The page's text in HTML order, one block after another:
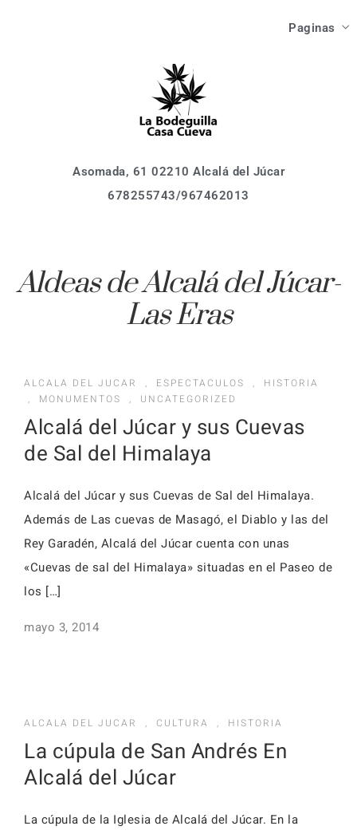
Paginas
Alojamientos
Asomada, 61 02210 Alcalá del Júcar
678255743/967462013
Las
Alojamientos
678255743/967462013
Aldeas de Alcalá del Júcar-
Las Eras
ALCALA DEL JUCAR , ESPECTACULOS , HISTORIA
, MONUMENTOS , UNCATEGORIZED
Alcalá del Júcar y sus Cuevas
de Sal del Himalaya
Alcalá del Júcar y sus Cuevas de Sal del Himalaya.
Además de Las cuevas de Masagó, el Diablo y las del
Rey Garadén, Alcalá del Júcar cuenta con unas
«Cuevas de sal del Himalaya» situadas en el Paseo de
los […]
mayo 3, 2014
ALCALA DEL JUCAR , CULTURA , HISTORIA
La cúpula de San Andrés En
Alcalá del Júcar
La cúpula de la Iglesia de Alcalá del Júcar. En la